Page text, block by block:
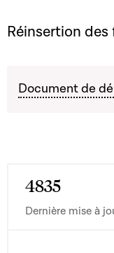
Réinsertion
Document de
4835
Dernière mise à